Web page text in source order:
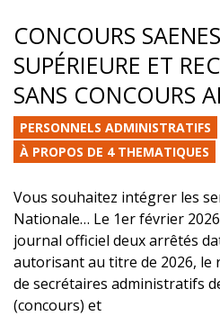
CONCOURS
SUPÉRIEURE ET
SANS CONCOURS
PERSONNELS ADMINISTRATIFS
À PROPOS DE 4 THEMATIQUES
Vous souhaitez intégrer les
Nationale… Le 1er février
journal officiel deux arrêtés
autorisant au titre de 2026, le
de secrétaires administratifs
(concours) et